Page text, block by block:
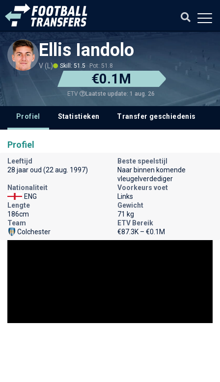
Ellis Iandolo
V (L) Skill: 51.5 Pot: 51.8
€0.1M
ETV Laatste update: 1 aug. 26
Profiel Statistieken Transfer geschiedenis
Profiel
Leeftijd
28 jaar oud (22 aug. 1997)
Beste speelstijl
Naar binnen komende
vleugelverdediger
Nationaliteit
ENG
Voorkeurs voet
Links
Lengte
186cm
Gewicht
71 kg
Team
Colchester
ETV Bereik
€87.3K – €0.1M